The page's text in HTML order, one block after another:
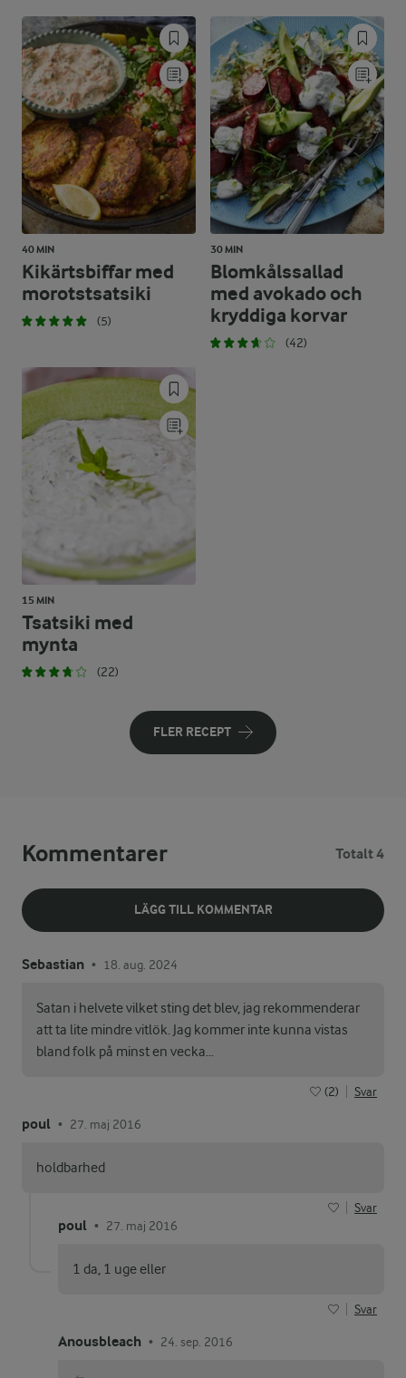
40 MIN
Kikärtsbiffar med
morotstsatsiki
(5)
30 MIN
Blomkålssallad
med avokado och
kryddiga korvar
(42)
15 MIN
Tsatsiki med
mynta
(22)
FLER RECEPT
Kommentarer Totalt 4
LÄGG TILL KOMMENTAR
Sebastian • 18. aug. 2024
Satan i helvete vilket sting det blev, jag rekommenderar
att ta lite mindre vitlök. Jag kommer inte kunna vistas
bland folk på minst en vecka…
(2) Svar
poul • 27. maj 2016
holdbarhed
Svar
poul • 27. maj 2016
1 da, 1 uge eller
Svar
Anousbleach • 24. sep. 2016